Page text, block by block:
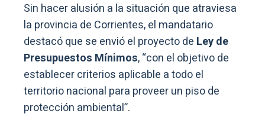
Sin hacer alusión a la situación que atraviesa
la provincia de Corrientes, el mandatario
destacó que se envió el proyecto de Ley de
Presupuestos Mínimos, “con el objetivo de
establecer criterios aplicable a todo el
territorio nacional para proveer un piso de
protección ambiental”.